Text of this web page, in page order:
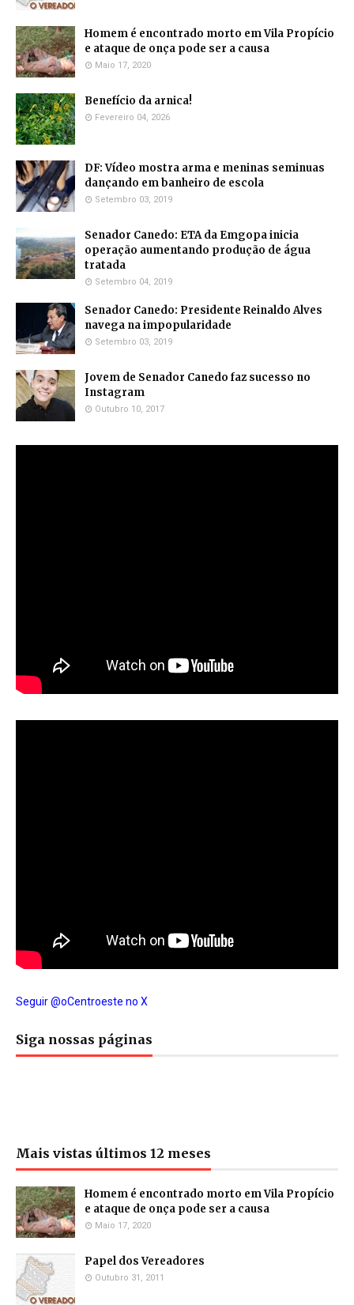
Homem é encontrado morto em Vila Propício
e ataque de onça pode ser a causa
Maio 17, 2020
Benefício da arnica!
Fevereiro 04, 2026
DF: Vídeo mostra arma e meninas seminuas
dançando em banheiro de escola
Setembro 03, 2019
Senador Canedo: ETA da Emgopa inicia
operação aumentando produção de água
tratada
Setembro 04, 2019
Senador Canedo: Presidente Reinaldo Alves
navega na impopularidade
Setembro 03, 2019
Jovem de Senador Canedo faz sucesso no
Instagram
Outubro 10, 2017
Seguir @oCentroeste no X
Siga nossas páginas
Mais vistas últimos 12 meses
Homem é encontrado morto em Vila Propício
e ataque de onça pode ser a causa
Maio 17, 2020
Papel dos Vereadores
Outubro 31, 2011